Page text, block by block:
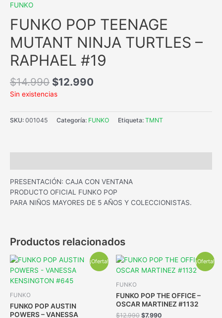
FUNKO
FUNKO POP TEENAGE
MUTANT NINJA TURTLES –
RAPHAEL #19
$14.990 $12.990
Sin existencias
SKU: 001045 Categoría: FUNKO Etiqueta: TMNT
PRESENTACIÓN: CAJA CON VENTANA
PRODUCTO OFICIAL FUNKO POP
PARA NIÑOS MAYORES DE 5 AÑOS Y COLECCIONISTAS.
Productos relacionados
¡Oferta!
FUNKO
FUNKO POP AUSTIN
POWERS – VANESSA
¡Oferta!
FUNKO
FUNKO POP THE OFFICE –
OSCAR MARTINEZ #1132
$12.990 $7.990